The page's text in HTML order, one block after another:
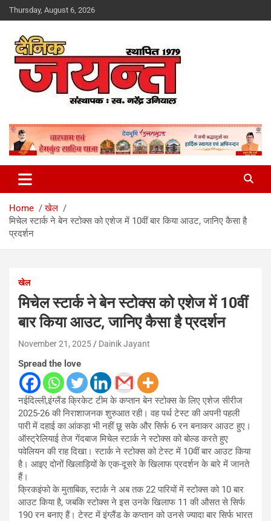
Skip
to
Thursday, August 6, 2026
Dainik Jayant
Home
खेल
मिचेल स्टार्क ने बेन स्टोक्स को एशेज में 10वीं बार किया आउट, जानिए कैसा है
प्रदर्शन
खेल
मिचेल स्टार्क ने बेन स्टोक्स को एशेज में 10वीं
बार किया आउट, जानिए कैसा है प्रदर्शन
November 21, 2025 Dainik Jayant
Spread the love
नईदिल्ली,इंग्लैंड क्रिकेट टीम के कप्तान बेन स्टोक्स के लिए एशेज सीरीज
2025-26 की निराशाजनक शुरुआत रही। वह पर्थ टेस्ट की अपनी पहली
पारी में दहाई का आंकड़ा भी नहीं छू सके और सिर्फ 6 रन बनाकर आउट हुए।
ऑस्ट्रेलियाई तेज गेंदबाज मिचेल स्टार्क ने स्टोक्स को बोल्ड करते हुए
पवेलियन की राह दिखा। स्टार्क ने स्टोक्स को टेस्ट में 10वीं बार आउट किया
है। आइए दोनों खिलाड़ियों के एक-दूसरे के खिलाफ प्रदर्शन के बारे में जानते
हैं।
क्रिकइंफो के मुताबिक, स्टार्क ने अब तक 22 पारियों में स्टोक्स को 10 बार
आउट किया है, जबकि स्टोक्स ने इस उनके खिलाफ 11 की औसत से सिर्फ
190 रन बनाए हैं। टेस्ट में इंग्लैंड के कप्तान को उनसे ज्यादा बार सिर्फ भारत